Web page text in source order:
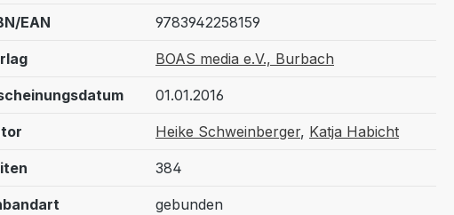
EAN 9783942258159
BOAS media e.V., Burbach
01.01.2016
Heike Schweinberger, Katja Habicht
384
gebunden